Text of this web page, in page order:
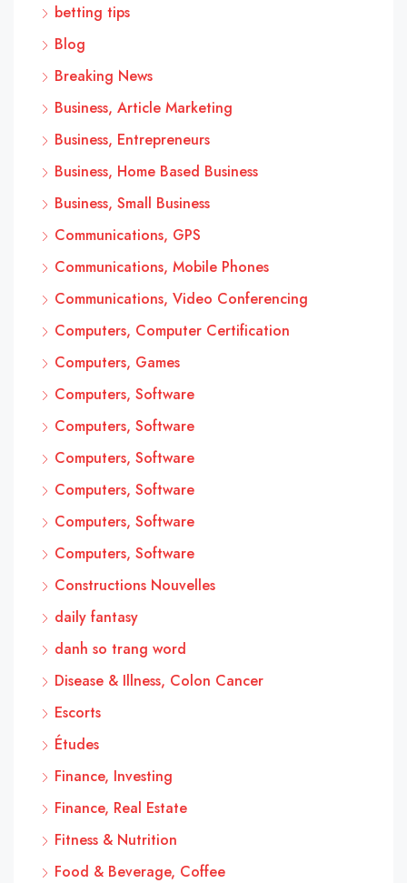
betting tips
Blog
Breaking News
Business, Article Marketing
Business, Entrepreneurs
Business, Home Based Business
Business, Small Business
Communications, GPS
Communications, Mobile Phones
Communications, Video Conferencing
Computers, Computer Certification
Computers, Games
Computers, Software
Computers, Software
Computers, Software
Computers, Software
Computers, Software
Computers, Software
Constructions Nouvelles
daily fantasy
danh so trang word
Disease & Illness, Colon Cancer
Escorts
Études
Finance, Investing
Finance, Real Estate
Fitness & Nutrition
Food & Beverage, Coffee